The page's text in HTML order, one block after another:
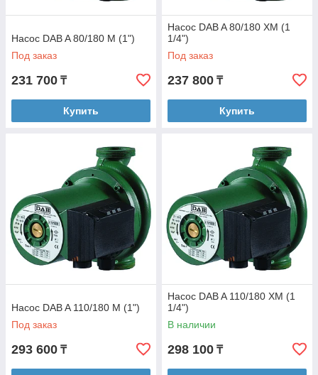
Насос DAB A 80/180 M (1")
Под заказ
231 700 ₸
Купить
Насос DAB A 80/180 XM (1
1/4")
Под заказ
237 800 ₸
Купить
Насос DAB A 110/180 M (1")
Под заказ
293 600 ₸
Насос DAB A 110/180 ХМ (1
1/4")
В наличии
298 100 ₸